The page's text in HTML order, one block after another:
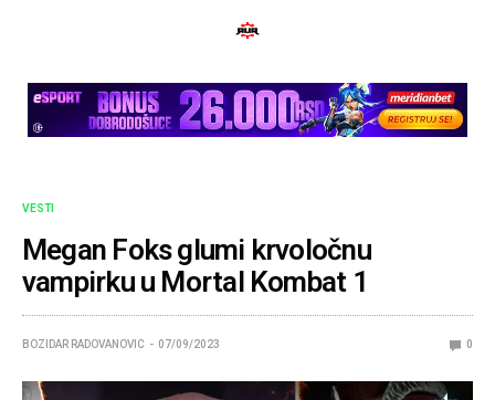
VESTI
Megan Foks glumi krvoločnu
vampirku u Mortal Kombat 1
BOZIDAR RADOVANOVIC 07/09/2023 0